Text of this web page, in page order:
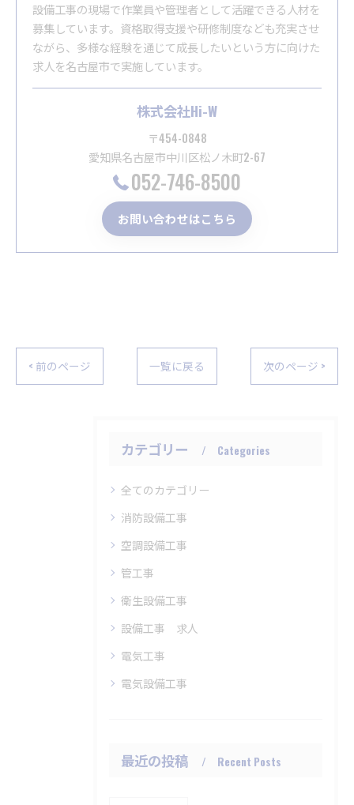
設備工事の現場で作業員や管理者として活躍できる人材を
募集しています。資格取得支援や研修制度なども充実させ
ながら、多様な経験を通じて成長したいという方に向けた
求人を名古屋市で実施しています。
株式会社Hi-W
〒454-0848
愛知県名古屋市中川区松ノ木町2-67
052-746-8500
お問い合わせはこちら
< 前のページ 一覧に戻る 次のページ >
カテゴリー Categories
全てのカテゴリー
消防設備工事
空調設備工事
管工事
衛生設備工事
設備工事 求人
電気工事
電気設備工事
最近の投稿 Recent Posts